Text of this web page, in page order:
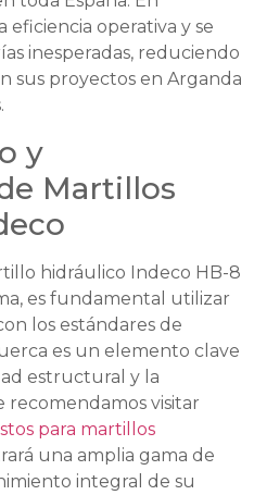
eficiencia operativa y se
inesperadas, reduciendo
sus proyectos en Arganda
y
Martillos
hidráulico Indeco HB-8
es fundamental utilizar
los estándares de
es un elemento clave
estructural y la
recomendamos visitar
para martillos
una amplia gama de
integral de su